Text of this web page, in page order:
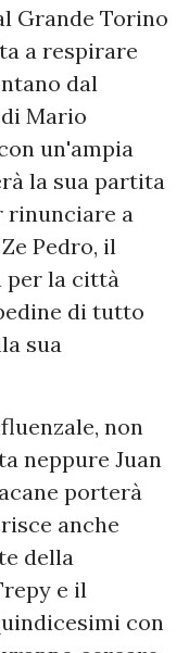
Grande Torino
a respirare
dal
Mario
un'ampia
la sua partita
rinunciare a
Pedro, il
la città
di tutto
sua
non
neppure Juan
porterà
anche
della
e il
con